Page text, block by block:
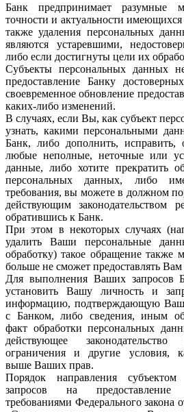
Банк предпринимает разумные
точности и актуальности
также удаления персональных
являются устаревшими,
либо если достигнуты цели их
Субъекты персональных данных
предоставление Банку
своевременное обновление
каких-либо изменений.
В случаях, если Вы, как субъект
узнать, какими персональными
Банк, либо дополнить, исправить,
любые неполные, неточные или
данные, либо хотите прекратить
персональных данных, либо
требования, вы можете в должном
действующим законодательством
обратившись к Банк.
При этом в некоторых случаях
удалить Ваши персональные
обработку) такое обращение также
больше не сможет предоставлять Вам
Для выполнения Ваших запросов
установить Вашу личность и
информацию, подтверждающую
с Банком, либо сведения, иным
факт обработки персональных
действующее
ограничения и другие условия,
выше Ваших прав.
Порядок направления
запросов на предоставление
требованиями Федерального